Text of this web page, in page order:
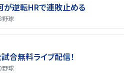
が逆転HRで連敗止める
野球
合無料ライブ配信！
野球